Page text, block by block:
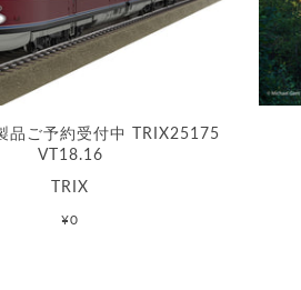
品ご予約受付中 TRIX25175
VT18.16
TRIX
¥0